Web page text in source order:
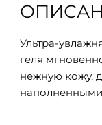
Ультра-
геля
нежную кожу,